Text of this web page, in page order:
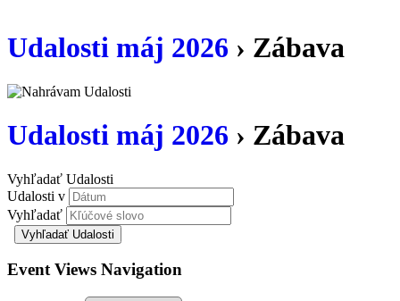
Udalosti máj 2026 › Zábava
Udalosti máj 2026 › Zábava
Vyhľadať Udalosti
Udalosti v
Vyhľadať
Event Views Navigation